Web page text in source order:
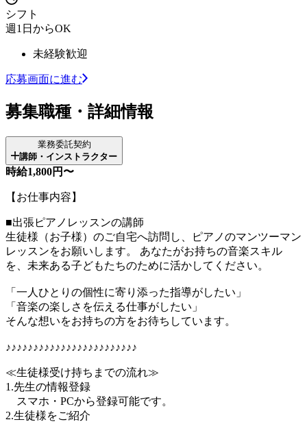
シフト
週1日からOK
未経験歓迎
応募画面に進む
募集職種・詳細情報
業務委託契約
講師・インストラクター
時給1,800円〜
【お仕事内容】
■出張ピアノレッスンの講師
生徒様（お子様）のご自宅へ訪問し、ピアノのマンツーマン
レッスンをお願いします。 あなたがお持ちの音楽スキル
を、未来ある子どもたちのために活かしてください。
「一人ひとりの個性に寄り添った指導がしたい」
「音楽の楽しさを伝える仕事がしたい」
そんな想いをお持ちの方をお待ちしています。
♪♪♪♪♪♪♪♪♪♪♪♪♪♪♪♪♪♪♪♪♪♪♪♪
≪生徒様受け持ちまでの流れ≫
1.先生の情報登録
スマホ・PCから登録可能です。
2.生徒様をご紹介